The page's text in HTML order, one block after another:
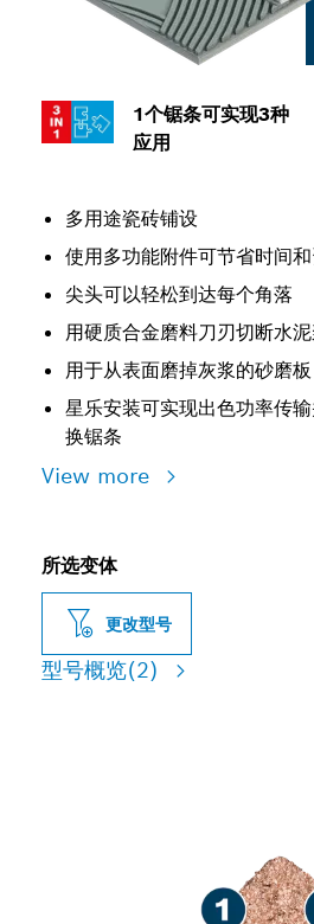
1个锯条可实现3种
应用
多用途瓷砖铺设
使用多功能附件可节省时间
尖头可以轻松到达每个角落
用硬质合金磨料刀刃切断水
用于从表面磨掉灰浆的砂磨板
星乐安装可实现出色功率传
换锯条
View more
所选变体
更改型号
型号概览(2)